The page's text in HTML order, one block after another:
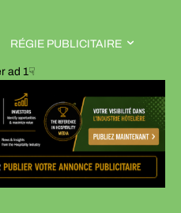
RÉGIE PUBLICITAIRE
ad 1☟